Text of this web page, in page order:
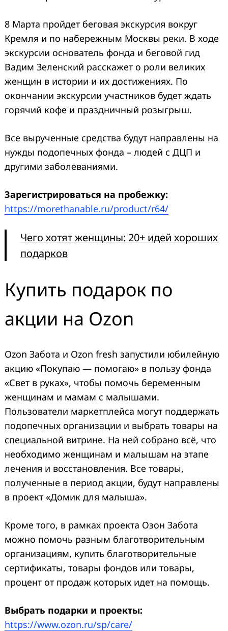
8 Марта пройдет беговая экскурсия вокруг
Кремля и по набережным Москвы реки. В ходе
экскурсии основатель фонда и беговой гид
Вадим Зеленский расскажет о роли великих
женщин в истории и их достижениях. По
окончании экскурсии участников будет ждать
горячий кофе и праздничный розыгрыш.
Все вырученные средства будут направлены на
нужды подопечных фонда – людей с ДЦП и
другими заболеваниями.
Зарегистрироваться на пробежку:
https://morethanable.ru/product/r64/
Чего хотят женщины: 20+ идей хороших
подарков
Купить подарок по
акции на Ozon
Ozon Забота и Ozon fresh запустили юбилейную
акцию «Покупаю — помогаю» в пользу фонда
«Свет в руках», чтобы помочь беременным
женщинам и мамам с малышами.
Пользователи маркетплейса могут поддержать
подопечных организации и выбрать товары на
специальной витрине. На ней собрано всё, что
необходимо женщинам и малышам на этапе
лечения и восстановления. Все товары,
полученные в период акции, будут направлены
в проект «Домик для малыша».
Кроме того, в рамках проекта Озон Забота
можно помочь разным благотворительным
организациям, купить благотворительные
сертификаты, товары фондов или товары,
процент от продаж которых идет на помощь.
Выбрать подарки и проекты:
https://www.ozon.ru/sp/care/